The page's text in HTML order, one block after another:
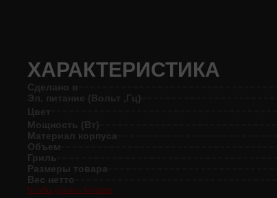
ХАРАКТЕРИСТИКА
Сделано в
Эл. питание (Вольт ,Гц)
Цвет
Мощность (Вт)
Материал корпуса
Объем
Гриль
Размеры товара
Вес нетто
Чтобы узнать больше